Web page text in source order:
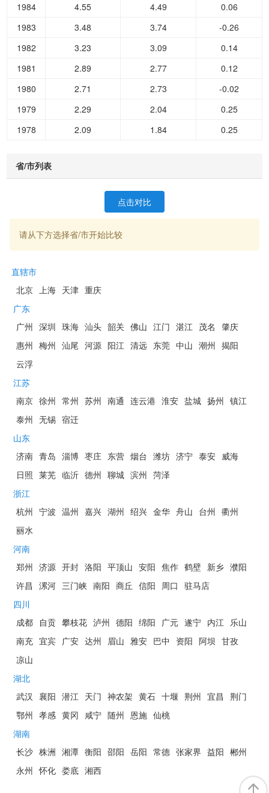
1984
4.55 4.49
0.06
1983
3.48 3.74
-0.26
1982
3.23 3.09
0.14
1981
2.89 2.77
0.12
1980
2.71 2.73
-0.02
1979
2.29 2.04
0.25
1978
2.09 1.84 0.25
省/市列表
点击对比
请从下方选择省/市开始比较
直辖市
北京 上海 天津 重庆
广东
广州 深圳 珠海 汕头 韶关 佛山 江门 湛江 茂名 肇庆
惠州 梅州 汕尾 河源 阳江 清远 东莞 中山 潮州 揭阳
云浮
江苏
南京 徐州 常州 苏州 南通 连云港 淮安 盐城 扬州 镇江
泰州 无锡 宿迁
山东
济南 青岛 淄博 枣庄 东营 烟台 潍坊 济宁 泰安 威海
日照 莱芜 临沂 德州 聊城 滨州 菏泽
浙江
杭州 宁波 温州 嘉兴 湖州 绍兴 金华 舟山 台州 衢州
丽水
河南
郑州 济源 开封 洛阳 平顶山 安阳 焦作 鹤壁 新乡 濮阳
许昌 漯河 三门峡 南阳 商丘 信阳 周口 驻马店
四川
成都 自贡 攀枝花 泸州 德阳 绵阳 广元 遂宁 内江 乐山
南充 宜宾 广安 达州 眉山 雅安 巴中 资阳 阿坝 甘孜
凉山
湖北
武汉 襄阳 潜江 天门 神农架 黄石 十堰 荆州 宜昌 荆门
鄂州 孝感 黄冈 咸宁 随州 恩施 仙桃
湖南
长沙 株洲 湘潭 衡阳 邵阳 岳阳 常德 张家界 益阳 郴州
永州 怀化 娄底 湘西